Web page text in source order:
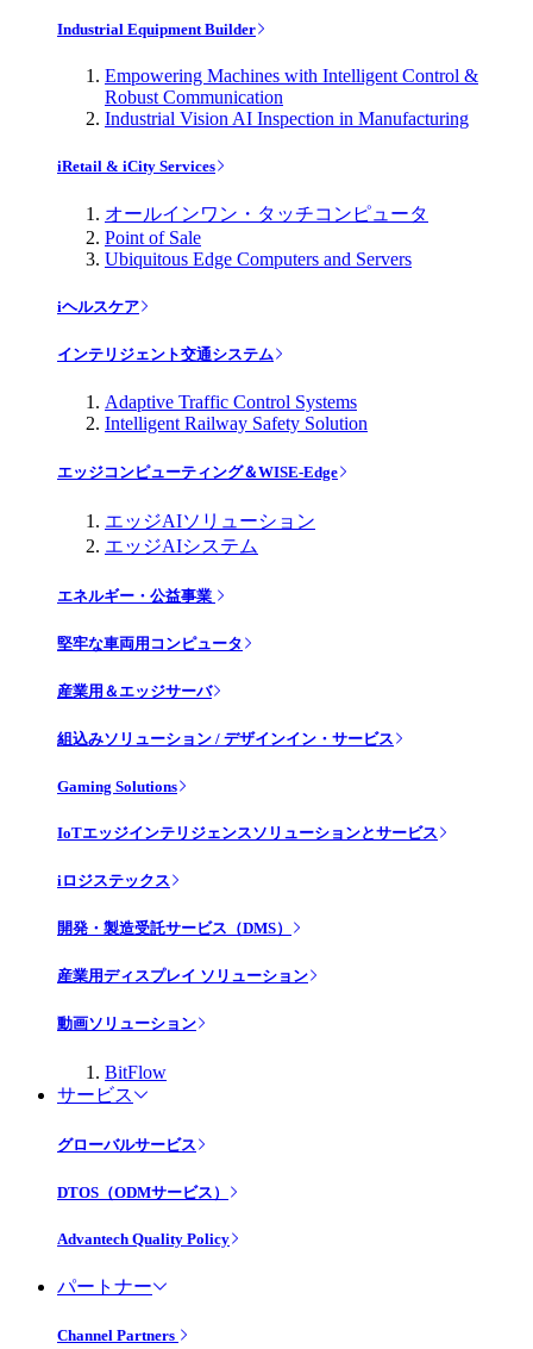
Industrial Equipment Builder
Empowering Machines with Intelligent Control &
Robust Communication
Industrial Vision AI Inspection in Manufacturing
iRetail & iCity Services
オールインワン・タッチコンピュータ
Point of Sale
Ubiquitous Edge Computers and Servers
iヘルスケア
インテリジェント交通システム
Adaptive Traffic Control Systems
Intelligent Railway Safety Solution
エッジコンピューティング＆WISE-Edge
エッジAIソリューション
エッジAIシステム
エネルギー・公益事業
堅牢な車両用コンピュータ
産業用＆エッジサーバ
組込みソリューション / デザインイン・サービス
Gaming Solutions
IoTエッジインテリジェンスソリューションとサービス
iロジステックス
開発・製造受託サービス（DMS）
産業用ディスプレイ ソリューション
動画ソリューション
BitFlow
サービス
グローバルサービス
DTOS（ODMサービス）
Advantech Quality Policy
パートナー
Channel Partners